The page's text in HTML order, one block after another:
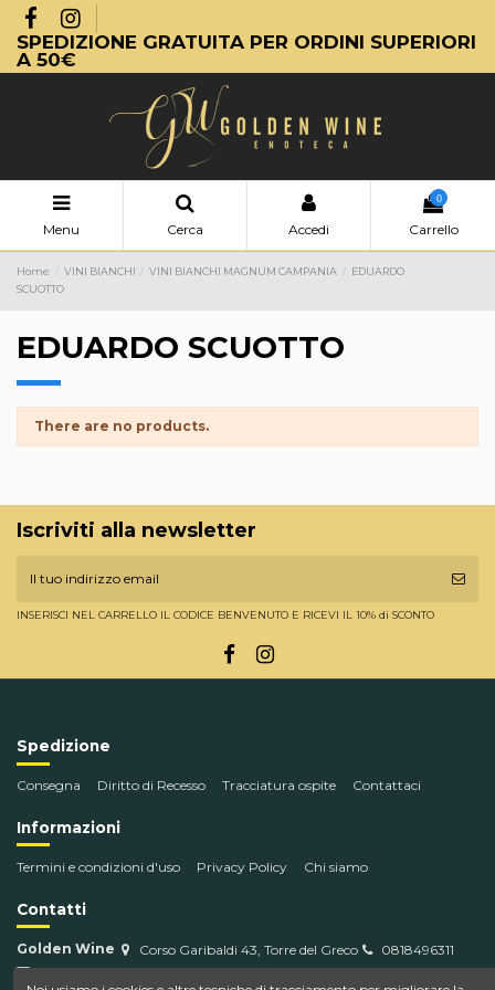
SPEDIZIONE GRATUITA PER ORDINI SUPERIORI
A 50€
Menu Cerca Accedi
0
Carrello
Home VINI BIANCHI VINI BIANCHI MAGNUM CAMPANIA
EDUARDO
SCUOTTO
EDUARDO SCUOTTO
There are no products.
Iscriviti alla newsletter
INSERISCI NEL CARRELLO IL CODICE BENVENUTO E RICEVI IL 10% di SCONTO
Spedizione
Consegna Diritto di Recesso Tracciatura ospite Contattaci
Informazioni
Termini e condizioni d'uso Privacy Policy Chi siamo
Contatti
Golden Wine Corso Garibaldi 43, Torre del Greco
0818496311
info@goldenwine.com